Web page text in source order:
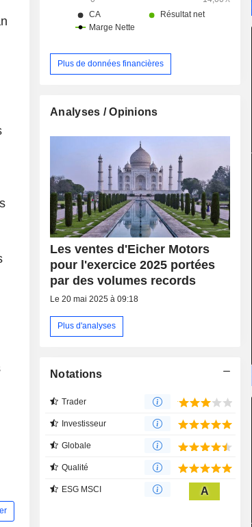
Plus de données financières
Analyses / Opinions
Les ventes d'Eicher Motors
pour l'exercice 2025 portées
par des volumes records
Le 20 mai 2025 à 09:18
Plus d'analyses
Notations
Trader
Investisseur
Globale
Qualité
ESG MSCI A